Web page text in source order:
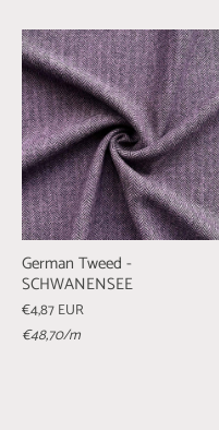
German Tweed -
SCHWANENSEE
€4,87 EUR
€48,70/m